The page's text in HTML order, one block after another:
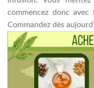
commencez donc
Commandez dès